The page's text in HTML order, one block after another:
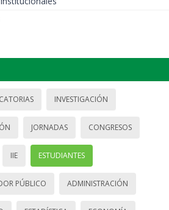
INVESTIGACIÓN
JORNADAS CONGRESOS
IIE ESTUDIANTES
PÚBLICO ADMINISTRACIÓN